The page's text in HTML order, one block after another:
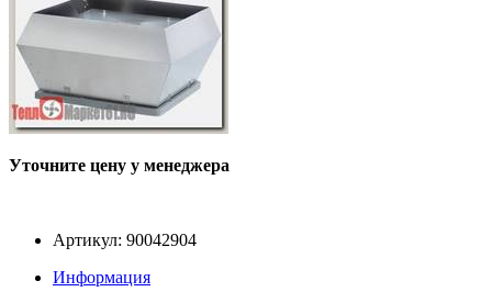
Уточните цену у менеджера
Артикул: 90042904
Информация